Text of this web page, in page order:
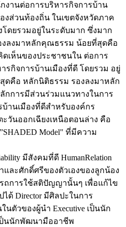
งานต่อการบริหารกิจการบ้าน
งส่วนท้องถิ่น ในเขตจังหวัดภาค
โดยรวมอยู่ในระดับมาก ซึ่งมาก
ลงมาหลักคุณธรรม น้อยที่สุดคือ
เห็นของประชาชนใน ต่อการ
รกิจการบ้านเมืองที่ดี โดยรวม อยู่
ดคือ หลักนิติธรรม รองลงมาหลัก
การมีส่วนร่วมแนวทางในการ
านเมืองที่ดีสำหรับองค์กร
วันออกเฉียงเหนือตอนล่าง คือ
Model" ที่มีความ
มีสังคมที่ดี HumanRelation
ละศักดิ์ศรีของตัวเองของลูกน้อง
ถการใช้สติปัญญานั้นๆ เพื่อแก้ไข
ด้ Director มีศิลปะในการ
ตัวของผู้นำ Executive เป็นนัก
ป็นนักพัฒนามืออาชีพ